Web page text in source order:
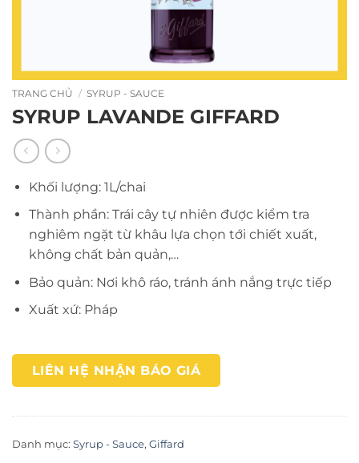
TRANG CHỦ / SYRUP - SAUCE
SYRUP LAVANDE GIFFARD
Khối lượng: 1L/chai
Thành phần: Trái cây tự nhiên được kiểm tra
nghiêm ngặt từ khâu lựa chọn tới chiết xuất,
không chất bản quản,…
Bảo quản: Nơi khô ráo, tránh ánh nắng trực tiếp
Xuất xứ: Pháp
LIÊN HỆ NHẬN BÁO GIÁ
Danh mục: Syrup - Sauce, Giffard